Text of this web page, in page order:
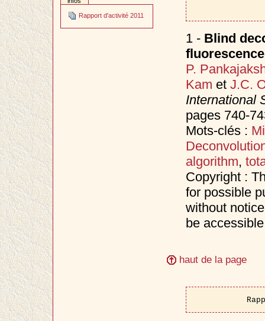
Rapport d'activité 2011
1 - Blind
P.
Kam et J.C.
International
pages 740-
Mots-clés :
algorithm,
Copyright :
for possible
without
be
haut de la page